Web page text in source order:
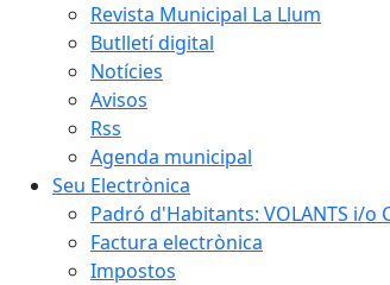
Revista Municipal La Llum
Butlletí digital
Notícies
Avisos
Rss
Agenda municipal
Seu Electrònica
Padró d'Habitants: VOLANTS i/o
Factura electrònica
Impostos